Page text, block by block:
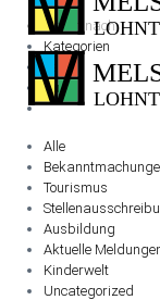
Filtern nach
Kategorien
Tags
Autor
Alle
Tourismus
Ausbildung
Aktuelle
Kinderwelt
Uncategorized